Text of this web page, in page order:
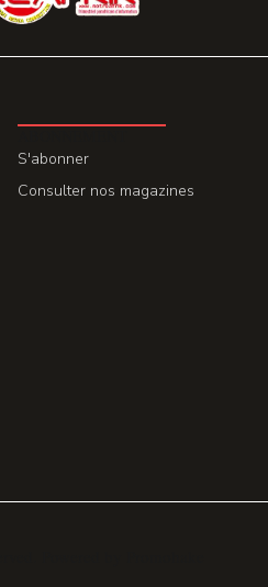
S'abonner
Consulter nos magazines